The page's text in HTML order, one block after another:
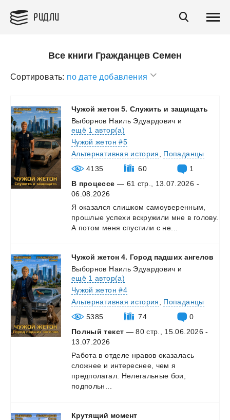
РИДЛИ
Все книги Гражданцев Семен
Сортировать: по дате добавления
Чужой жетон 5. Служить и защищать
Выборнов Наиль Эдуардович и
ещё 1 автор(а)
Чужой жетон #5
Альтернативная история
Попаданцы
4135
60
1
В процессе — 61 стр., 13.07.2026 -
06.08.2026
Я оказался слишком самоуверенным,
прошлые успехи вскружили мне в голову.
А потом меня спустили с не...
Чужой жетон 4. Город падших ангелов
Выборнов Наиль Эдуардович и
ещё 1 автор(а)
Чужой жетон #4
Альтернативная история
Попаданцы
5385
74
0
Полный текст — 80 стр., 15.06.2026 -
13.07.2026
Работа в отделе нравов оказалась
сложнее и интереснее, чем я
предполагал. Нелегальные бои,
подпольн...
Крутящий момент